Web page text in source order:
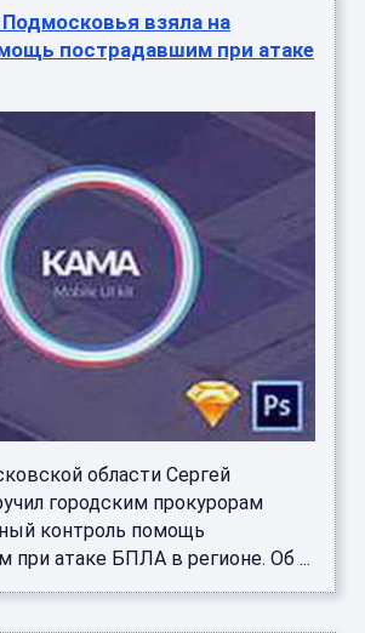
Подмосковья взяла на
пострадавшим при атаке
области Сергей
городским прокурорам
контроль помощь
при атаке БПЛА в регионе. Об ...